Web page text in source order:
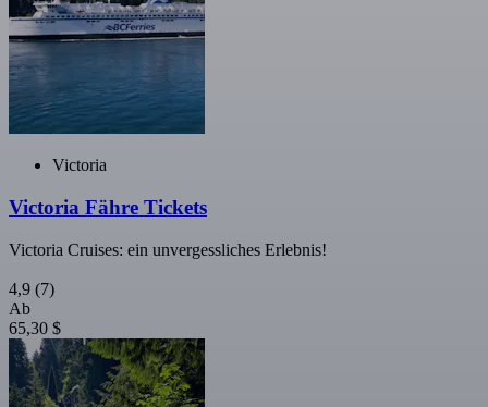
Victoria
Victoria Fähre Tickets
Victoria Cruises: ein unvergessliches Erlebnis!
4,9 (7)
Ab
65,30 $